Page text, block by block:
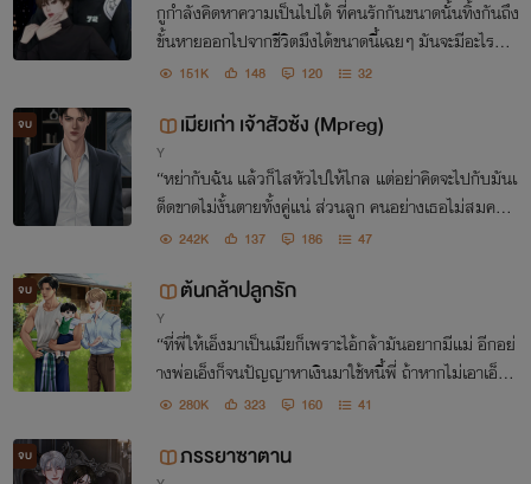
กูกำลังคิดหาความเป็นไปได้ ที่คนรักกันขนาดนั้นทิ้งกันถึง
ขั้นหายออกไปจากชีวิตมึงได้ขนาดนี้เฉยๆ มันจะมีอะไรนอ
กจากมันเกลียดกูไปแล้วก็แค่นั้น...
151K 148 120 32
จบ เมียเก่า เจ้าสัวซ้ง (Mpreg)
Y
“หย่ากับฉัน แล้วก็ไสหัวไปให้ไกล แต่อย่าคิดจะไปกับมันเ
ด็ดขาดไม่งั้นตายทั้งคู่แน่ ส่วนลูก คนอย่างเธอไม่สมควรเ
ป็นแม่ใครด้วยซ้ำ คลอดเสร็จก็ไสหัวไปซะ”
242K 137 186 47
จบ ต้นกล้าปลูกรัก
Y
“ที่พี่ให้เอ็งมาเป็นเมียก็เพราะไอ้กล้ามันอยากมีแม่ อีกอย่
างพ่อเอ็งก็จนปัญญาหาเงินมาใช้หนี้พี่ ถ้าหากไม่เอาเอ็งม
าพี่ก็เสียเงินไปเปล่าๆนะสิ”
280K 323 160 41
จบ ภรรยาซาตาน